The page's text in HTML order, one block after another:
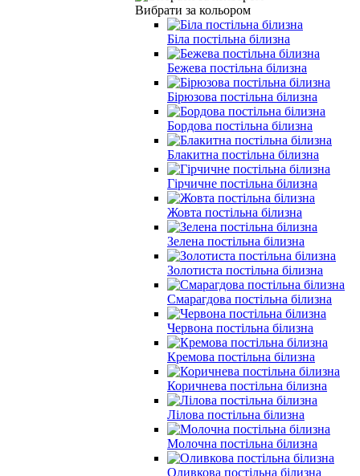
Вибрати за кольором
Біла постільна білизна
Бежева постільна білизна
Бірюзова постільна білизна
Бордова постільна білизна
Блакитна постільна білизна
Гірчичне постільна білизна
Жовта постільна білизна
Зелена постільна білизна
Золотиста постільна білизна
Смарагдова постільна білизна
Червона постільна білизна
Кремова постільна білизна
Коричнева постільна білизна
Лілова постільна білизна
Молочна постільна білизна
Оливкова постільна білизна